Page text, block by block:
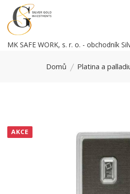
MK SAFE WORK, s. r. o. - obchodník
Domů Platina a
AKCE